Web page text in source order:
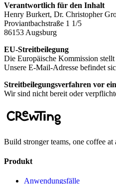
Verantwortlich für den Inhalt
Henry Burkert, Dr. Christopher
Proviantbachstraße 1 1/5
86153 Augsburg
EU-Streitbeilegung
Die Europäische Kommission
Unsere E-Mail-Adresse befindet
Streitbeilegungsverfahren vor
Wir sind nicht bereit oder
Build stronger teams, one coffee at
Produkt
Anwendungsfälle